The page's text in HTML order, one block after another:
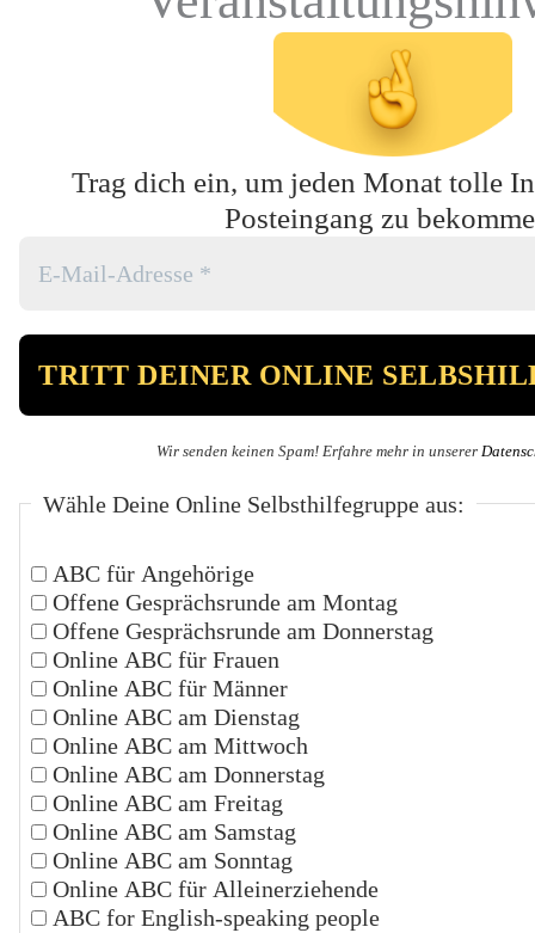
Trag dich ein, um jeden Monat tolle
Posteingang zu
Wir senden keinen Spam! Erfahre mehr in unserer
Wähle Deine Online Selbsthilfegruppe aus:
ABC für Angehörige
Offene Gesprächsrunde am Montag
Offene Gesprächsrunde am Donnerstag
Online ABC für Frauen
Online ABC für Männer
Online ABC am Dienstag
Online ABC am Mittwoch
Online ABC am Donnerstag
Online ABC am Freitag
Online ABC am Samstag
Online ABC am Sonntag
Online ABC für Alleinerziehende
ABC for English-speaking people